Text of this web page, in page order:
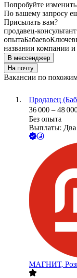
Попробуйте
По вашему запросу
Присылать вам?
продавец-
опытаБабаево
названии компании
В мессенджер
На почту
Вакансии по
Продавец
36 000 – 48
Без опыта
Выплаты: Два
МАГНИТ,